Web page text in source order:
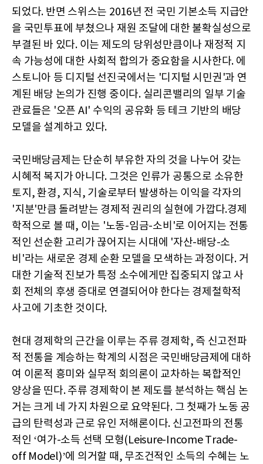
되었다. 반면 스위스는 2016년 전 국민 기본소득 지급안
을 국민투표에 부쳤으나 재원 조달에 대한 불확실성으로
부결된 바 있다. 이는 제도의 당위성만큼이나 재정적 지
속 가능성에 대한 사회적 합의가 중요함을 시사한다. 에
스토니아 등 디지털 선진국에서는 '디지털 시민권'과 연
계된 배당 논의가 진행 중이다. 실리콘밸리의 일부 기술
관료들은 '오픈 AI' 수익의 공유화 등 테크 기반의 배당
모델을 설계하고 있다.
국민배당금제는 단순히 부유한 자의 것을 나누어 갖는
시혜적 복지가 아니다. 그것은 인류가 공통으로 소유한
토지, 환경, 지식, 기술로부터 발생하는 이익을 각자의
'지분'만큼 돌려받는 경제적 권리의 실현에 가깝다.경제
학적으로 볼 때, 이는 '노동-임금-소비'로 이어지는 전통
적인 선순환 고리가 끊어지는 시대에 '자산-배당-소
비'라는 새로운 경제 순환 모델을 모색하는 과정이다. 거
대한 기술적 진보가 특정 소수에게만 집중되지 않고 사
회 전체의 후생 증대로 연결되어야 한다는 경제철학적
사고에 기초한 것이다.
현대 경제학의 근간을 이루는 주류 경제학, 즉 신고전파
적 전통을 계승하는 학계의 시점은 국민배당금제에 대하
여 이론적 흥미와 실무적 회의론이 교차하는 복합적인
양상을 띤다. 주류 경제학이 본 제도를 분석하는 핵심 논
거는 크게 네 가지 차원으로 요약된다. 그 첫째가 노동 공
급의 탄력성과 근로 유인 저해론이다. 신고전파의 전통
적인 ‘여가-소득 선택 모형(Leisure-Income Trade-
off Model)’에 의거할 때, 무조건적인 소득의 수혜는 노